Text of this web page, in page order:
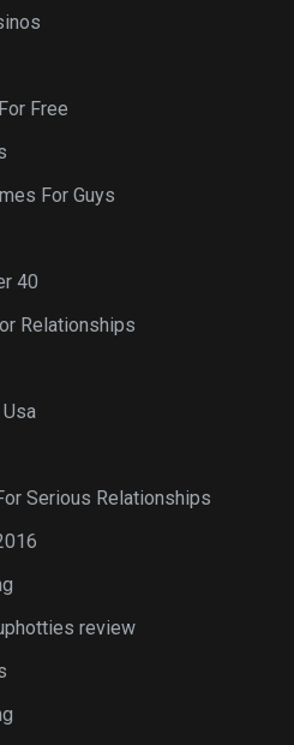
Free
For Guys
40
Relationships
Serious Relationships
review